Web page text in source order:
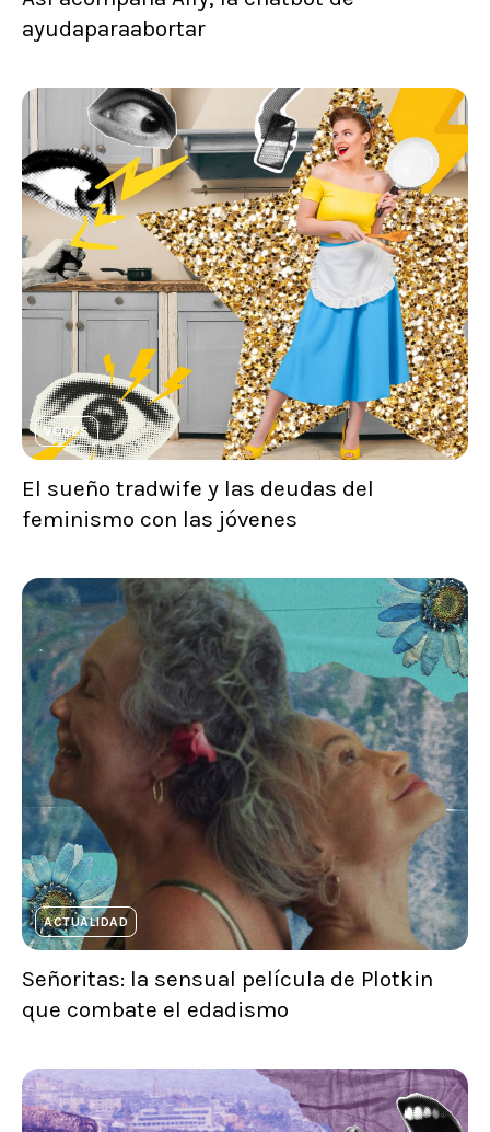
ayudaparaabortar
VOCES
El sueño tradwife y las deudas del
feminismo con las jóvenes
ACTUALIDAD
Señoritas: la sensual película de Plotkin
que combate el edadismo